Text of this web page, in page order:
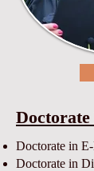
Doctorate in
Doctorate in